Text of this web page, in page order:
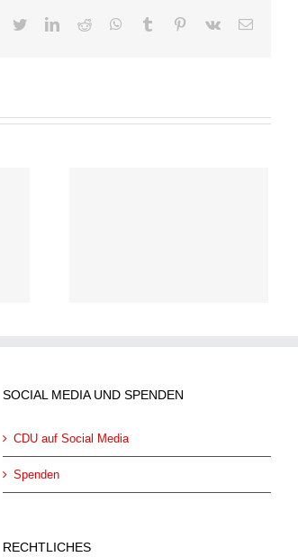
facebooktwitterlinkedinreddit whatsapp
tumblr pinterest
vk
E-
SOCIAL MEDIA UND SPENDEN
CDU auf Social Media
Spenden
RECHTLICHES